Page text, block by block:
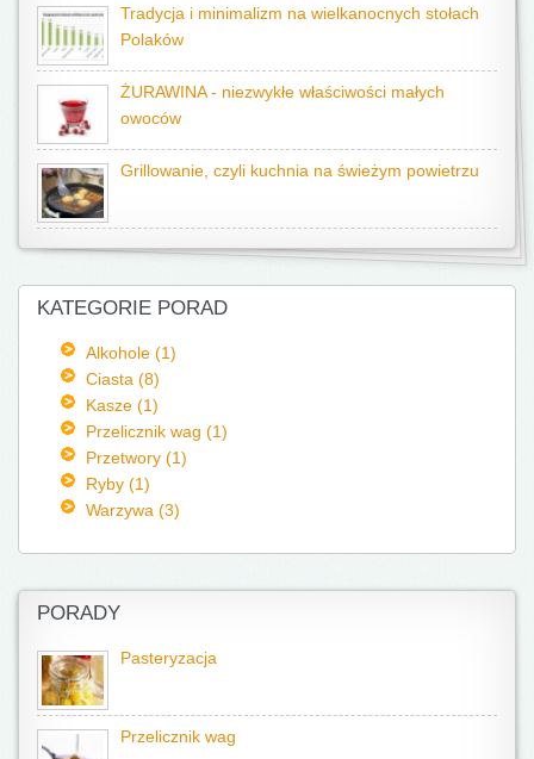
Tradycja i minimalizm na wielkanocnych stołach
Polaków
ŻURAWINA - niezwykłe właściwości małych
owoców
Grillowanie, czyli kuchnia na świeżym powietrzu
KATEGORIE PORAD
Alkohole (1)
Ciasta (8)
Kasze (1)
Przelicznik wag (1)
Przetwory (1)
Ryby (1)
Warzywa (3)
PORADY
Pasteryzacja
Przelicznik wag